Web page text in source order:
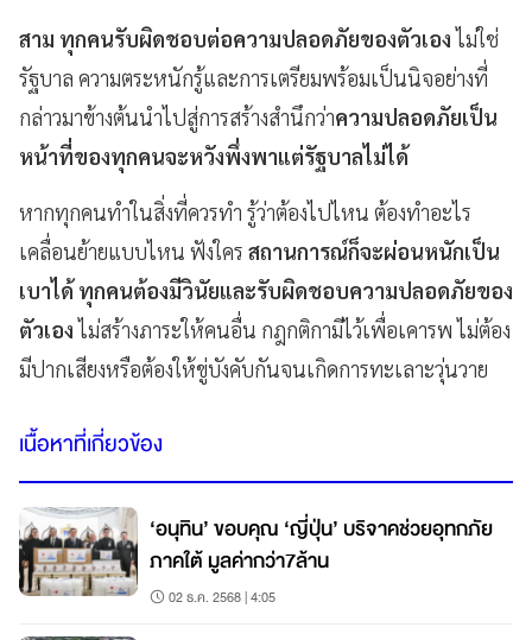
สาม ทุกคนรับผิดชอบต่อความปลอดภัยของตัวเองไม่ใช่
รัฐบาล ความตระหนักรู้และการเตรียมพร้อมเป็นนิจอย่างที่
กล่าวมาข้างต้นนำไปสู่การสร้างสำนึกว่าความปลอดภัยเป็น
หน้าที่ของทุกคนจะหวังพึ่งพาแต่รัฐบาลไม่ได้
หากทุกคนทำในสิ่งที่ควรทำ รู้ว่าต้องไปไหน ต้องทำอะไร
เคลื่อนย้ายแบบไหน ฟังใคร สถานการณ์ก็จะผ่อนหนักเป็น
เบาได้ ทุกคนต้องมีวินัยและรับผิดชอบความปลอดภัยของ
ตัวเองไม่สร้างภาระให้คนอื่น กฎกติกามีไว้เพื่อเคารพ ไม่ต้อง
มีปากเสียงหรือต้องให้ขู่บังคับกันจนเกิดการทะเลาะวุ่นวาย
เนื้อหาที่เกี่ยวข้อง
‘อนุทิน’ ขอบคุณ ‘ญี่ปุ่น’ บริจาคช่วยอุทกภัย
ภาคใต้ มูลค่ากว่า7ล้าน
02 ธ.ค. 2568 | 4:05